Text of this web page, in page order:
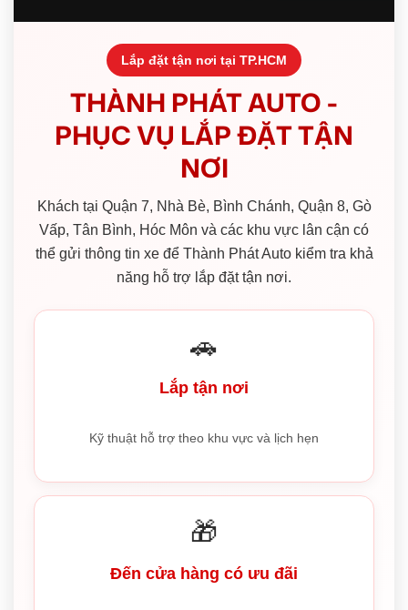
Lắp đặt tận nơi tại TP.HCM
THÀNH PHÁT AUTO -
PHỤC VỤ LẮP ĐẶT TẬN
NƠI
Khách tại Quận 7, Nhà Bè, Bình Chánh, Quận 8, Gò
Vấp, Tân Bình, Hóc Môn và các khu vực lân cận có
thể gửi thông tin xe để Thành Phát Auto kiểm tra khả
năng hỗ trợ lắp đặt tận nơi.
🚗
Lắp tận nơi
Kỹ thuật hỗ trợ theo khu vực và lịch hẹn
🎁
Đến cửa hàng có ưu đãi